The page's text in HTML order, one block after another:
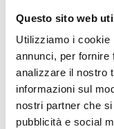
Questo sito web
Utilizziamo i cookie
annunci, per fornire
analizzare il nostro
informazioni sul
nostri partner che
pubblicità e social
Borgo